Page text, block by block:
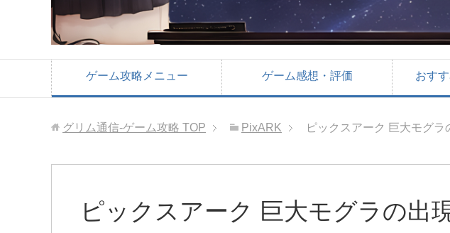
ゲーム攻略メニュー ゲーム感想・評価 おす
グリム通信-ゲーム攻略 TOP PixARK ピックスアーク 巨大モグ
ピックスアーク 巨大モグラの出